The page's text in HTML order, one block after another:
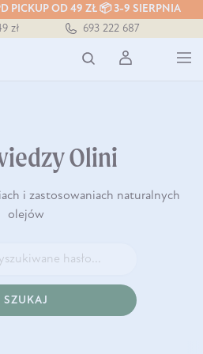
PICKUP OD 49 ZŁ 📦 3-9 SIERPNIA
zł
693 222 687
Olini
i zastosowaniach naturalnych
olejów
SZUKAJ